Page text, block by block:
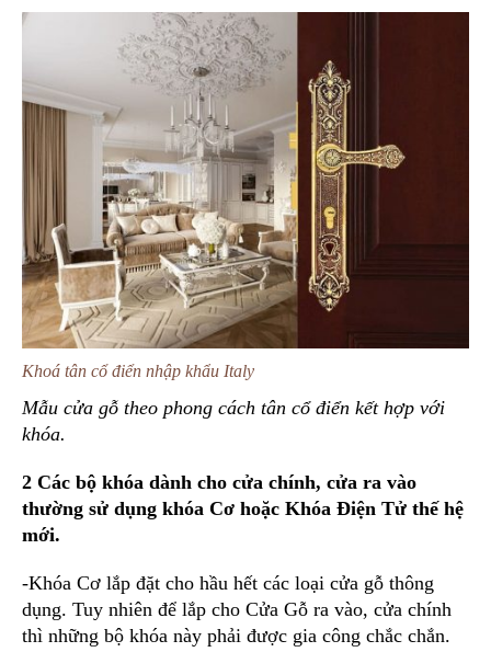
Khoá tân cổ điển nhập khẩu Italy
Mẫu cửa gỗ theo phong cách tân cổ điển kết hợp với
khóa.
2 Các bộ khóa dành cho cửa chính, cửa ra vào
thường sử dụng khóa Cơ hoặc Khóa Điện Tử thế hệ
mới.
-Khóa Cơ lắp đặt cho hầu hết các loại cửa gỗ thông
dụng. Tuy nhiên để lắp cho Cửa Gỗ ra vào, cửa chính
thì những bộ khóa này phải được gia công chắc chắn.